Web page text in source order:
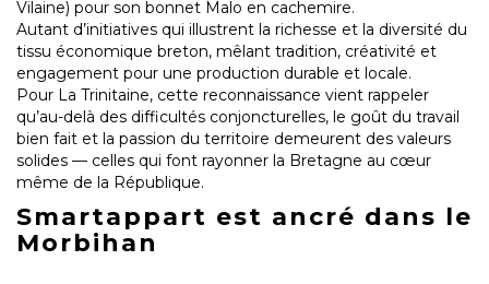
Vilaine) pour son bonnet Malo en cachemire.
Autant d’initiatives qui illustrent la richesse et la diversité du
tissu économique breton, mêlant tradition, créativité et
engagement pour une production durable et locale.
Pour La Trinitaine, cette reconnaissance vient rappeler
qu’au-delà des difficultés conjoncturelles, le goût du travail
bien fait et la passion du territoire demeurent des valeurs
solides — celles qui font rayonner la Bretagne au cœur
même de la République.
Smartappart est ancré dans le
Morbihan